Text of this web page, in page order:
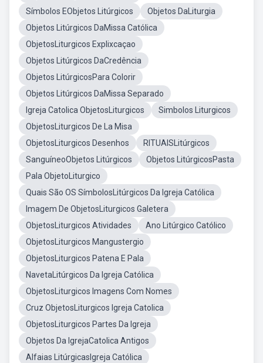
Símbolos EObjetos Litúrgicos
Objetos DaLiturgia
Objetos Litúrgicos DaMissa Católica
ObjetosLiturgicos Explixcaçao
Objetos Litúrgicos DaCredência
Objetos LitúrgicosPara Colorir
Objetos Litúrgicos DaMissa Separado
Igreja Catolica ObjetosLiturgicos
Simbolos Liturgicos
ObjetosLiturgicos De La Misa
ObjetosLiturgicos Desenhos
RITUAISLitúrgicos
SanguíneoObjetos Litúrgicos
Objetos LitúrgicosPasta
Pala ObjetoLiturgico
Quais São OS SímbolosLitúrgicos Da Igreja Católica
Imagem De ObjetosLiturgicos Galetera
ObjetosLiturgicos Atividades
Ano Litúrgico Católico
ObjetosLiturgicos Mangustergio
ObjetosLiturgicos Patena E Pala
NavetaLitúrgicos Da Igreja Católica
ObjetosLiturgicos Imagens Com Nomes
Cruz ObjetosLiturgicos Igreja Catolica
ObjetosLiturgicos Partes Da Igreja
Objetos Da IgrejaCatolica Antigos
Alfaias LitúrgicasIgreja Católica